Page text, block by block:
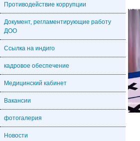
Противодействие коррупции
Документ, регламентирующие работу
ДОО
Ссылка на индиго
кадровое обеспечение
Медицинский кабинет
Вакансии
фотогалерия
Новости